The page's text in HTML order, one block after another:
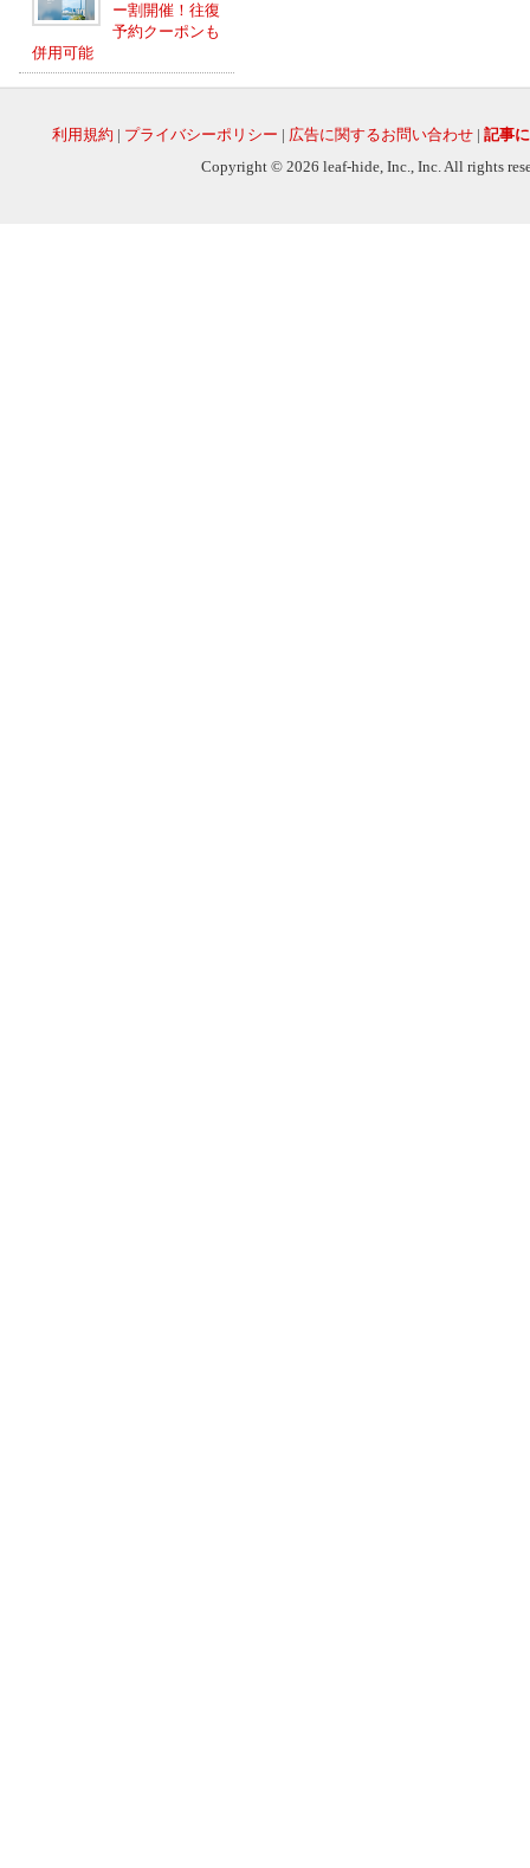
ー割開催！往復
予約クーポンも
併用可能
利用規約 | プライバシーポリシー | 広告に関するお問い合わせ | 記事
Copyright © 2026 leaf-hide, Inc., Inc. All rights